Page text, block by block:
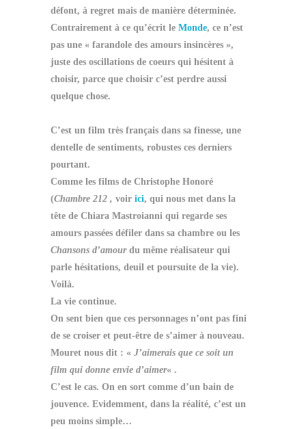
défont, à regret mais de manière déterminée.
Contrairement à ce qu’écrit le Monde, ce n’est
pas une « farandole des amours insincères »,
juste des oscillations de coeurs qui hésitent à
choisir, parce que choisir c’est perdre aussi
quelque chose.
C’est un film très français dans sa finesse, une
dentelle de sentiments, robustes ces derniers
pourtant.
Comme les films de Christophe Honoré
(Chambre 212 , voir ici, qui nous met dans la
tête de Chiara Mastroianni qui regarde ses
amours passées défiler dans sa chambre ou les
Chansons d’amourdu même réalisateur qui
parle hésitations, deuil et poursuite de la vie).
Voilà.
La vie continue.
On sent bien que ces personnages n’ont pas fini
de se croiser et peut-être de s’aimer à nouveau.
Mouret nous dit : « J’aimerais que ce soit un
film qui donne envie d’aimer« .
C’est le cas. On en sort comme d’un bain de
jouvence. Evidemment, dans la réalité, c’est un
peu moins simple…